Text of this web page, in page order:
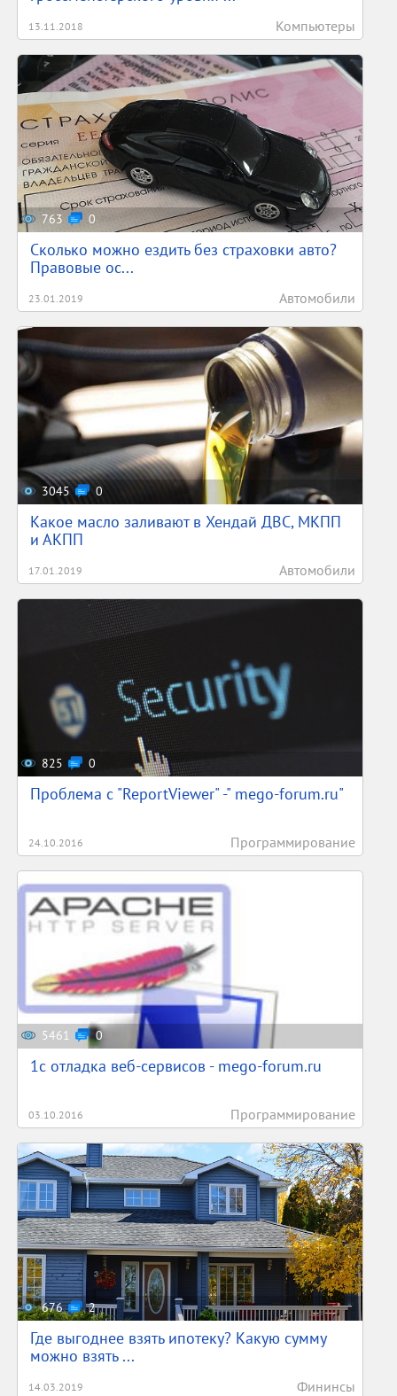
13.11.2018 Компьютеры
763 0
Сколько можно ездить без страховки авто?
Правовые ос...
23.01.2019 Автомобили
3045 0
Какое масло заливают в Хендай ДВС, МКПП
и АКПП
17.01.2019 Автомобили
825 0
Проблема с "ReportViewer" -" mego-forum.ru"
24.10.2016 Программирование
5461 0
1c отладка веб-сервисов - mego-forum.ru
03.10.2016 Программирование
676 2
Где выгоднее взять ипотеку? Какую сумму
можно взять ...
14.03.2019 Фининсы